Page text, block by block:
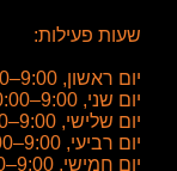
שעות פעילות:
יום ראשון, 9:00–20:00
יום שני, 9:00–20:00
יום שלישי, 9:00–20:00
יום רביעי, 9:00–20:00
יום חמישי, 9:00–20:00